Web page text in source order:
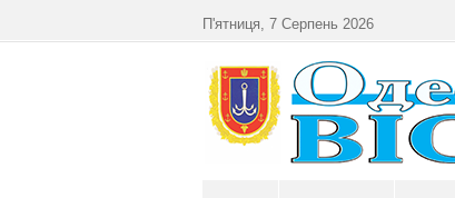
П'ятниця, 7 Серпень 2026